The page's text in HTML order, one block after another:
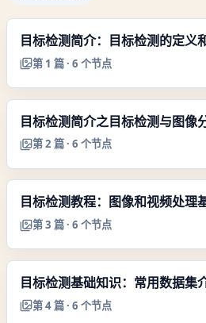
目标检测简介：目标检测的定义
第 1 篇 · 6 个节点
目标检测简介之目标检测与图像
第2 篇 · 6 个节点
目标检测教程：图像和视频处理
第3 篇 · 6 个节点
目标检测基础知识：常用数据集
第4篇 · 6 个节点